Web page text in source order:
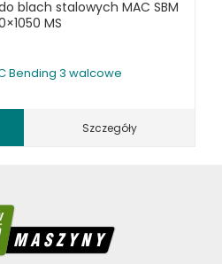
blach stalowych MAC SBM
MS
Bending 3 walcowe
Szczegóły